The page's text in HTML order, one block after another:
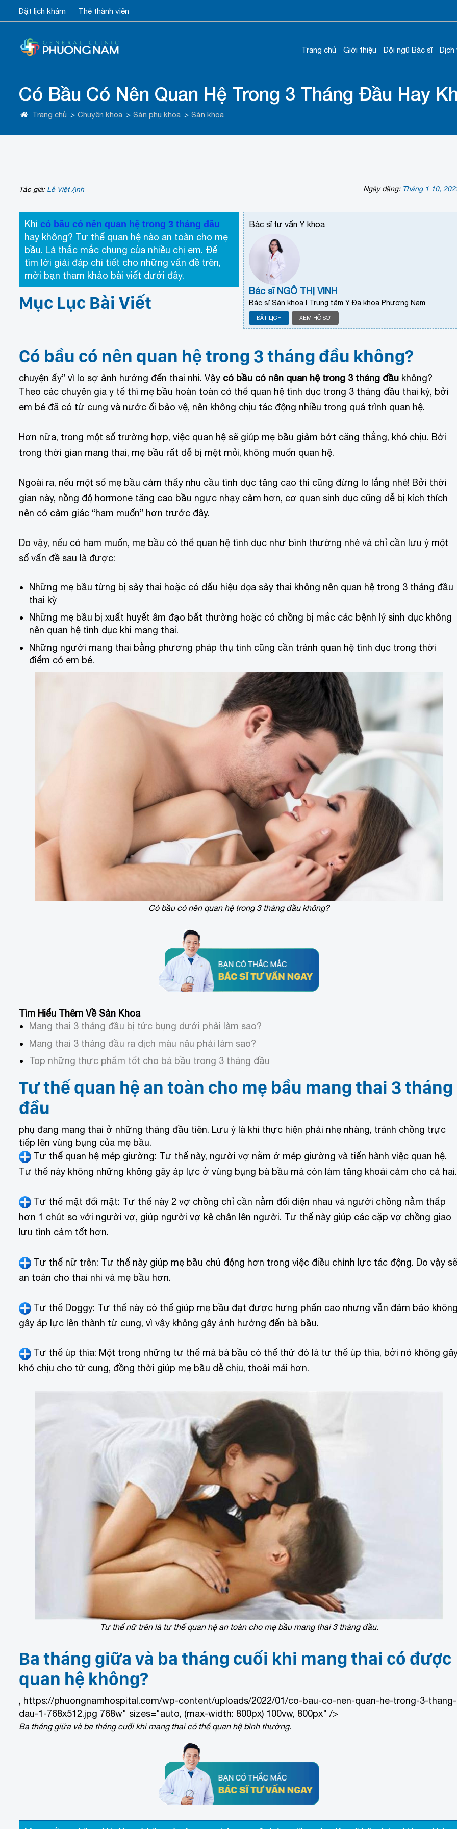
Đặt lịch khám Thẻ thành viên
Trang chủ Giới thiệu Đội ngũ Bác sĩ Dịch
Có Bầu Có Nên Quan Hệ Trong 3 Tháng Đầu Hay
Trang chủ > Chuyên khoa > Sản phụ khoa > Sản khoa
Tác giả: Lê Việt Ạnh Ngày đăng: Tháng 1 10,
Bác sĩ tư vấn Y khoa
Bác sĩ NGÔ THỊ VINH
Bác sĩ Sản khoa I Trung tâm Y Đa khoa Phương Nam
ĐẶT LỊCH XEM HỒ SƠ
Khi có bầu có nên quan hệ trong 3 tháng đầu
hay không? Tư thế quan hệ nào an toàn cho mẹ
bầu. Là thắc mắc chung của nhiều chị em. Để
tìm lời giải đáp chi tiết cho những vấn đề trên,
mời bạn tham khảo bài viết dưới đây.
Mục Lục Bài Viết
Có bầu có nên quan hệ trong 3 tháng đầu không?
chuyện ấy” vì lo sợ ảnh hưởng đến thai nhi. Vậy có bầu có nên quan hệ trong 3 tháng đầu không?
Theo các chuyên gia y tế thì mẹ bầu hoàn toàn có thể quan hệ tình dục trong 3 tháng đầu thai kỳ, bởi
em bé đã có tử cung và nước ối bảo vệ, nên không chịu tác động nhiều trong quá trình quan hệ.
Hơn nữa, trong một số trường hợp, việc quan hệ sẽ giúp mẹ bầu giảm bớt căng thẳng, khó chịu. Bởi
trong thời gian mang thai, mẹ bầu rất dễ bị mệt mỏi, không muốn quan hệ.
Ngoài ra, nếu một số mẹ bầu cảm thấy nhu cầu tình dục tăng cao thì cũng đừng lo lắng nhé! Bởi thời
gian này, nồng độ hormone tăng cao bầu ngực nhạy cảm hơn, cơ quan sinh dục cũng dễ bị kích thích
nên có cảm giác “ham muốn” hơn trước đây.
Do vậy, nếu có ham muốn, mẹ bầu có thể quan hệ tình dục như bình thường nhé và chỉ cần lưu ý một
số vấn đề sau là được:
Những mẹ bầu từng bị sảy thai hoặc có dấu hiệu dọa sảy thai không nên quan hệ trong 3 tháng đầu
thai kỳ
Những mẹ bầu bị xuất huyết âm đạo bất thường hoặc có chồng bị mắc các bệnh lý sinh dục không
nên quan hệ tình dục khi mang thai.
Những người mang thai bằng phương pháp thụ tinh cũng cần tránh quan hệ tình dục trong thời
điểm có em bé.
Có bầu có nên quan hệ trong 3 tháng đầu không?
Tìm Hiểu Thêm Về Sản Khoa
Mang thai 3 tháng đầu bị tức bụng dưới phải làm sao?
Mang thai 3 tháng đầu ra dịch màu nâu phải làm sao?
Top những thực phẩm tốt cho bà bầu trong 3 tháng đầu
Tư thế quan hệ an toàn cho mẹ bầu mang thai 3 tháng
đầu
phụ đang mang thai ở những tháng đầu tiên. Lưu ý là khi thực hiện phải nhẹ nhàng, tránh chồng trực
tiếp lên vùng bụng của mẹ bầu.
Tư thế quan hệ mép giường: Tư thế này, người vợ nằm ở mép giường và tiến hành việc quan hệ.
Tư thế này không những không gây áp lực ở vùng bụng bà bầu mà còn làm tăng khoái cảm cho cả hai.
Tư thế mặt đối mặt: Tư thế này 2 vợ chồng chỉ cần nằm đối diện nhau và người chồng nằm thấp
hơn 1 chút so với người vợ, giúp người vợ kê chân lên người. Tư thế này giúp các cặp vợ chồng giao
lưu tình cảm tốt hơn.
Tư thế nữ trên: Tư thế này giúp mẹ bầu chủ động hơn trong việc điều chỉnh lực tác động. Do vậy sẽ
an toàn cho thai nhi và mẹ bầu hơn.
Tư thế Doggy: Tư thế này có thể giúp mẹ bầu đạt được hưng phấn cao nhưng vẫn đảm bảo không
gây áp lực lên thành tử cung, vì vậy không gây ảnh hưởng đến bà bầu.
Tư thế úp thìa: Một trong những tư thế mà bà bầu có thể thử đó là tư thế úp thìa, bởi nó không
khó chịu cho tử cung, đồng thời giúp mẹ bầu dễ chịu, thoải mái hơn.
Tư thế nữ trên là tư thế quan hệ an toàn cho mẹ bầu mang thai 3 tháng đầu.
Ba tháng giữa và ba tháng cuối khi mang thai có được
quan hệ không?
, https://phuongnamhospital.com/wp-content/uploads/2022/01/co-bau-co-nen-quan-he-trong-3-thang-
dau-1-768x512.jpg 768w" sizes="auto, (max-width: 800px) 100vw, 800px" />
Ba tháng giữa và ba tháng cuối khi mang thai có thể quan hệ bình thường.